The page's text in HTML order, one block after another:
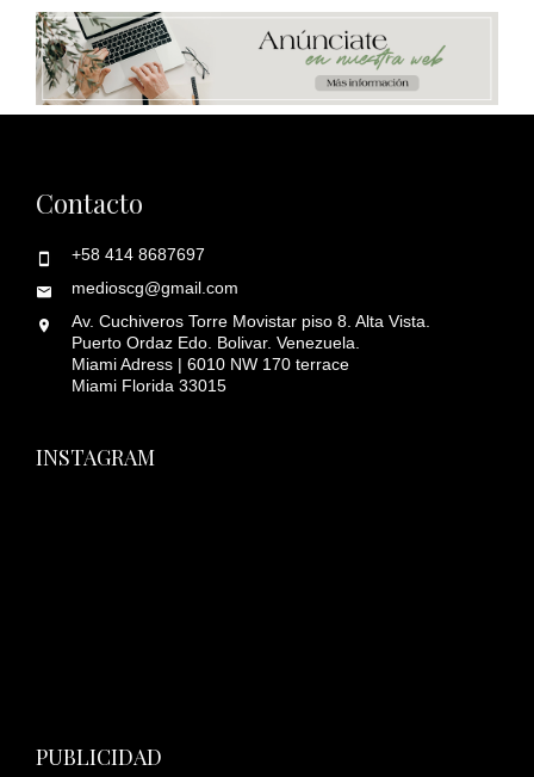
Contacto
+58 414 8687697
medioscg@gmail.com
Av. Cuchiveros Torre Movistar piso 8. Alta Vista.
Puerto Ordaz Edo. Bolivar. Venezuela.
Miami Adress | 6010 NW 170 terrace
Miami Florida 33015
INSTAGRAM
PUBLICIDAD